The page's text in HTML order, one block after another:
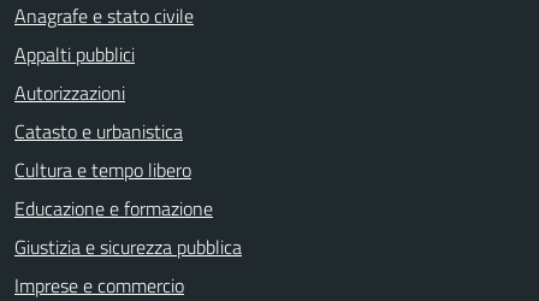
Anagrafe e stato civile
Appalti pubblici
Autorizzazioni
Catasto e urbanistica
Cultura e tempo libero
Educazione e formazione
Giustizia e sicurezza pubblica
Imprese e commercio